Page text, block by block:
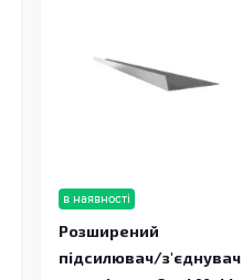
в наявності
Розширений
підсилювач/з'єднувач